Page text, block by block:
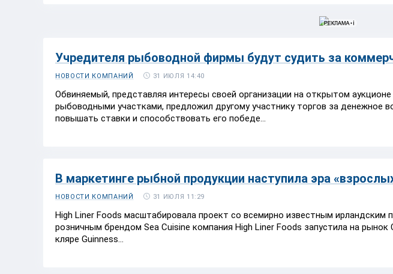
Учредителя рыбоводной фирмы будут судить за
НОВОСТИ КОМПАНИЙ 31 ИЮЛЯ 14:40
Обвиняемый, представляя интересы своей организации на открытом
рыбоводными участками, предложил другому участнику торгов за денежное
повышать ставки и способствовать его победе...
В маркетинге рыбной продукции наступила эра
НОВОСТИ КОМПАНИЙ 31 ИЮЛЯ 11:29
High Liner Foods масштабировала проект со всемирно известным
розничным брендом Sea Cuisine компания High Liner Foods запустила на
кляре Guinness...